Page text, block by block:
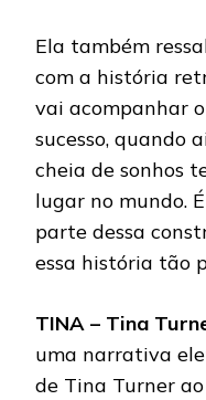
Ela também
com a história
vai acompanhar
sucesso, quando
cheia de sonhos
lugar no mundo.
parte dessa
essa história tão
TINA – Tina
uma narrativa
de Tina Turner